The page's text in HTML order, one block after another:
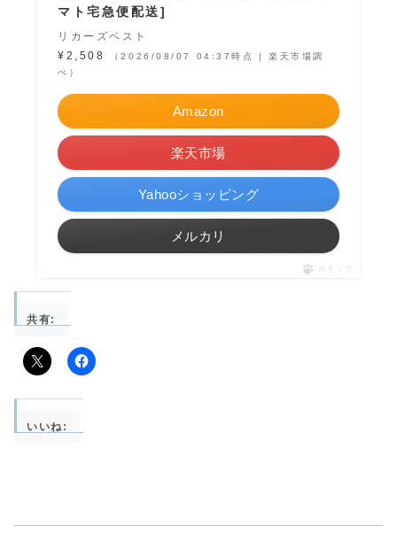
マト宅急便配送]
リカーズベスト
¥2,508
（2026/08/07 04:37時点 | 楽天市場調
べ）
Amazon
楽天市場
Yahooショッピング
メルカリ
ポチップ
共有:
いいね: